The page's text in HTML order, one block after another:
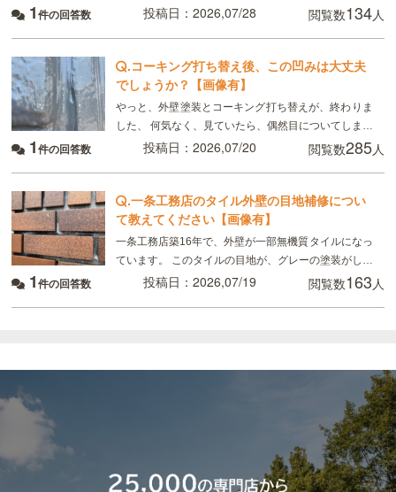
るのでどうしてもムラはできる、板金部分はやはり経
1件の回答数 投稿日：2026,07/28 閲覧数134人
.コーキング打ち替え後、この凹みは大丈夫
でしょうか？【画像有】
やっと、外壁塗装とコーキング打ち替えが、終わりま
した、 何気なく、見ていたら、偶然目についてしまっ
たのですが、 画像のように コーキングの端にマイナ
1件の回答数 投稿日：2026,07/20 閲覧数285人
.一条工務店のタイル外壁の目地補修につい
て教えてください【画像有】
一条工務店築16年で、外壁が一部無機質タイルになっ
ています。 このタイルの目地が、グレーの塗装がして
あるのですが、かなり禿げてしまっていてるので補修
1件の回答数 投稿日：2026,07/19 閲覧数163人